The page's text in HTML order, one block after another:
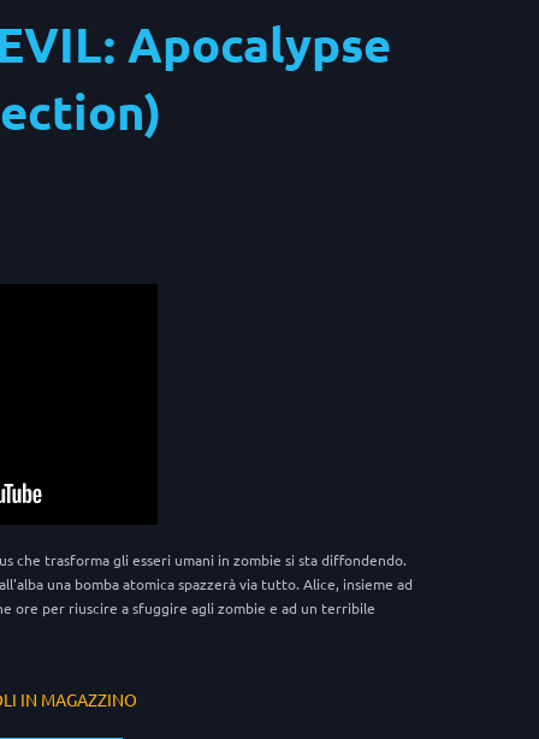
Apocalypse
che trasforma gli esseri umani in zombie si sta diffondendo.
una bomba atomica spazzerà via tutto. Alice, insieme ad
ore per riuscire a sfuggire agli zombie e ad un terribile
IN MAGAZZINO